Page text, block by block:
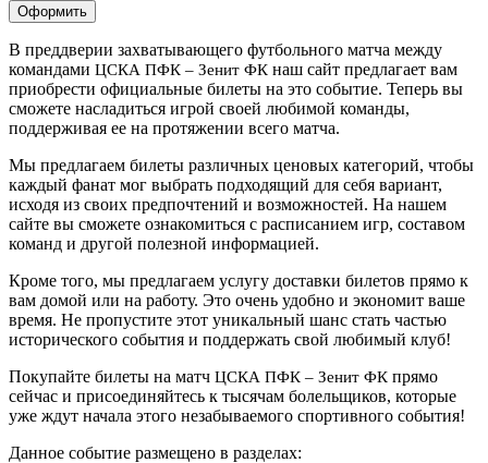
Оформить
В преддверии захватывающего футбольного матча между
командами ЦСКА ПФК – Зенит ФК наш сайт предлагает вам
приобрести официальные билеты на это событие. Теперь вы
сможете насладиться игрой своей любимой команды,
поддерживая ее на протяжении всего матча.
Мы предлагаем билеты различных ценовых категорий, чтобы
каждый фанат мог выбрать подходящий для себя вариант,
исходя из своих предпочтений и возможностей. На нашем
сайте вы сможете ознакомиться с расписанием игр, составом
команд и другой полезной информацией.
Кроме того, мы предлагаем услугу доставки билетов прямо к
вам домой или на работу. Это очень удобно и экономит ваше
время. Не пропустите этот уникальный шанс стать частью
исторического события и поддержать свой любимый клуб!
Покупайте билеты на матч ЦСКА ПФК – Зенит ФК прямо
сейчас и присоединяйтесь к тысячам болельщиков, которые
уже ждут начала этого незабываемого спортивного события!
Данное событие размещено в разделах: